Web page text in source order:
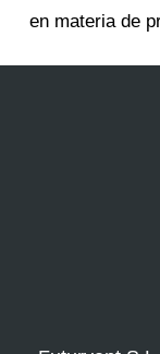
en materia de